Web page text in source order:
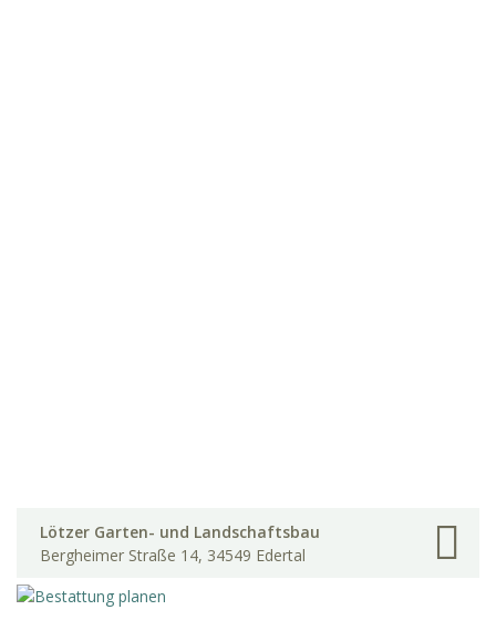
Lötzer Garten- und Landschaftsbau
Bergheimer Straße 14, 34549 Edertal